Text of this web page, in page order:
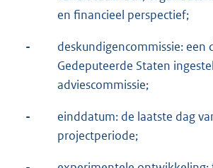
en financieel perspectief;
-
deskundigencommissie: een
Gedeputeerde Staten
adviescommissie;
-
einddatum: de laatste dag
projectperiode;